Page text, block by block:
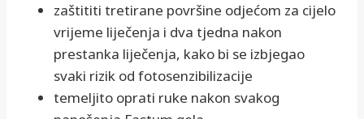
zaštititi tretirane površine odjećom za cijelo
vrijeme liječenja i dva tjedna nakon
prestanka liječenja, kako bi se izbjegao
svaki rizik od fotosenzibilizacije
temeljito oprati ruke nakon svakog